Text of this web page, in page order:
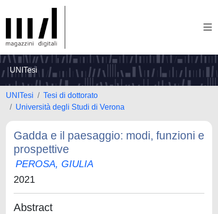
UNITesi
UNITesi
Tesi di dottorato
Università degli Studi di Verona
Gadda e il paesaggio: modi, funzioni e
prospettive
PEROSA, GIULIA
2021
Abstract